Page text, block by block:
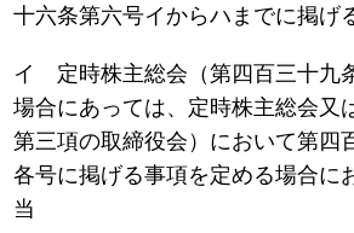
十六条第六号イからハまでに掲げ
イ 定時株主総会（第四百三十九
場合にあっては、定時株主総会又
第三項の取締役会）において第四
各号に掲げる事項を定める場合に
当